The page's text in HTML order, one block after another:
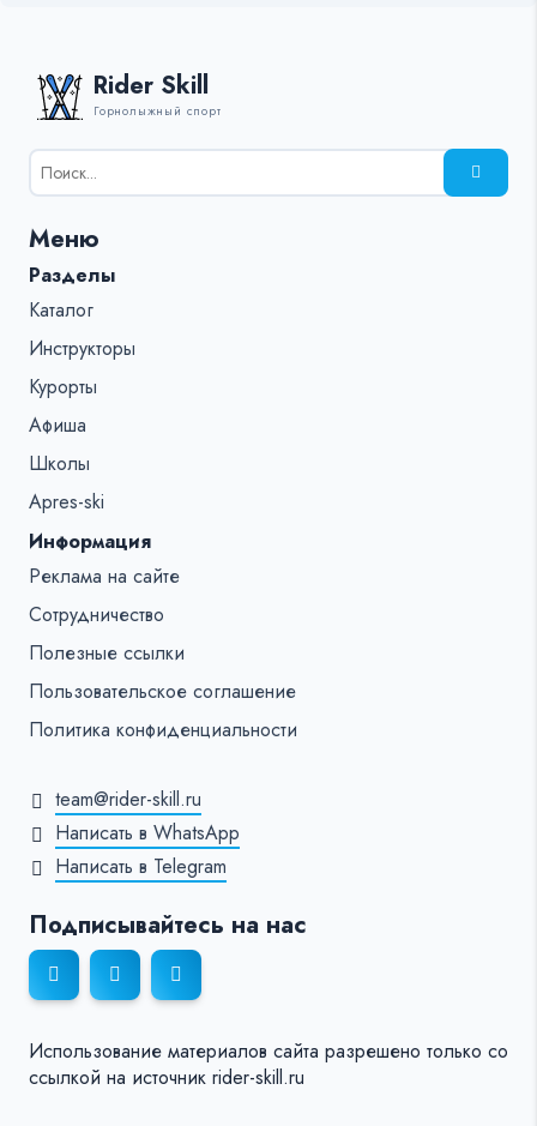
Rider Skill
Горнолыжный спорт
Результаты
поиска
%s:
Меню
Разделы
Каталог
Инструкторы
Курорты
Афиша
Школы
Apres-ski
Информация
Реклама на сайте
Сотрудничество
Полезные ссылки
Пользовательское соглашение
Политика конфиденциальности
team@rider-skill.ru
Написать в WhatsApp
Написать в Telegram
Подписывайтесь на нас
Использование материалов сайта разрешено только со
ссылкой на источник rider-skill.ru